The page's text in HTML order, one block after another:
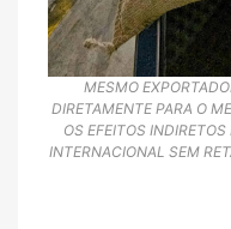
MESMO
DIRETAMENTE PARA O
OS EFEITOS
INTERNACIONAL SEM